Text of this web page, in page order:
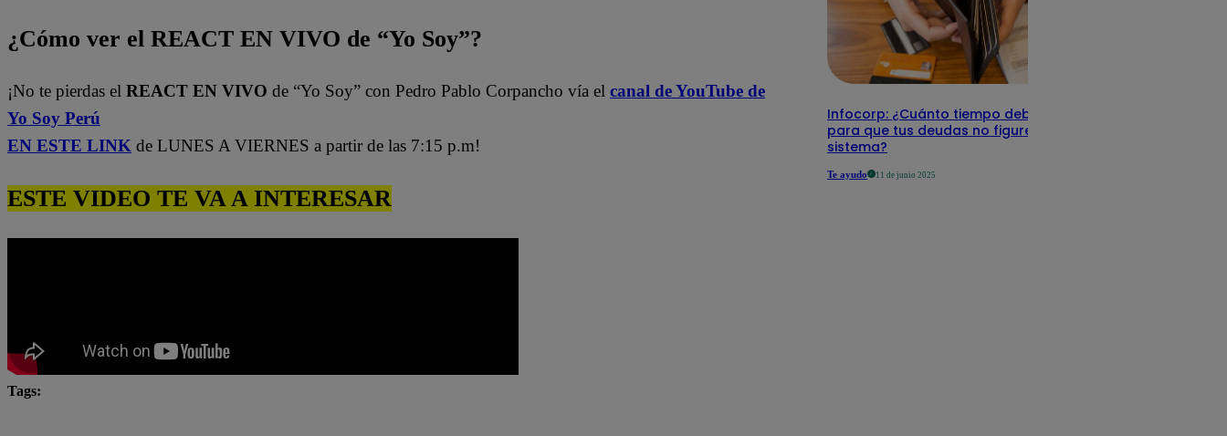
¿Cómo ver el REACT EN VIVO de “Yo Soy”?
¡No te pierdas el REACT EN VIVO de “Yo Soy” con Pedro Pablo Corpancho vía el canal de YouTube de
Yo Soy Perú
EN ESTE LINK de LUNES A VIERNES a partir de las 7:15 p.m!
ESTE VIDEO TE VA A INTERESAR
Tags:
Infocorp: ¿Cuánto tiempo debe pasar
para que tus deudas no figuren en su
sistema?
Te ayudo 11 de junio 2025